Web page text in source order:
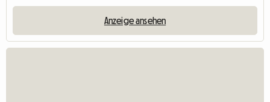
Anzeige ansehen